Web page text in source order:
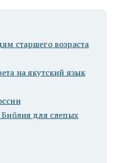
старшего возраста
на якутский язык
для слепых